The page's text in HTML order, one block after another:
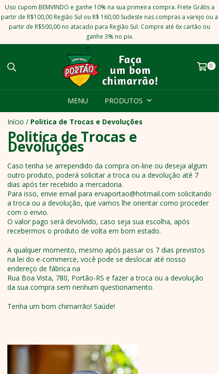
Uso cupom BEMVINDO e ganhe 10% na sua primeira compra. Frete Grátis a
partir de R$100,00 Região Sul ou R$ 160,00 Sudeste nas compras a varejo ou a
partir de R$500,00 no atacado para Região Sul. Compre até 6x cartão ou
ganhe 3% no pix.
0
MENU PRODUTOS
Início / Politica de Trocas e Devoluções
Politica de Trocas e
Devoluções
Caso tenha se arrependido da compra on-line ou deseja algum
outro produto, poderá solicitar a troca ou a devolução até 7
dias após ter recebido a mercadoria.
Para isso, envie email para ervaportao@hotmail.com solicitando
a troca ou a devolução, que vamos lhe orientar como proceder
com o envio.
O valor pago será devolvido, caso seja sua escolha, após
recebermos o produto de volta em bom estado.
A qualquer momento, mesmo após passar os 7 dias previstos
na lei do e-commerce, você pode se deslocar até nosso
endereço de fábrica na
Rua Boa Vista, 780, Portão-RS e fazer a troca ou a devolução
da sua compra sem nenhum questionamento.
Tenha um bom chimarrão! Saúde!